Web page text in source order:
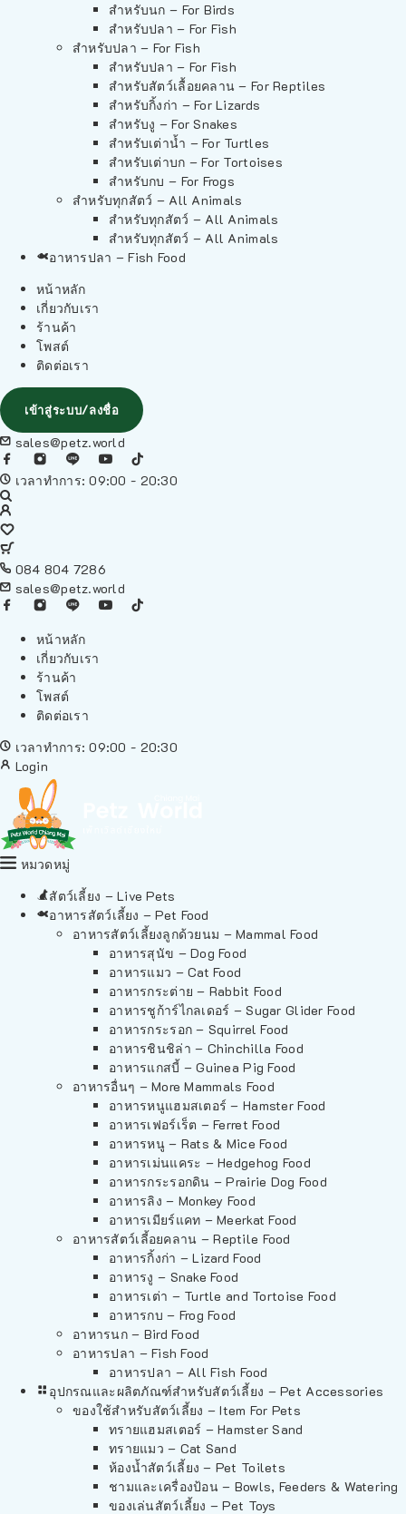
สำหรับนก – For Birds
สำหรับปลา – For Fish
สำหรับปลา – For Fish
สำหรับปลา – For Fish
สำหรับสัตว์เลื้อยคลาน – For Reptiles
สำหรับกิ้งก่า – For Lizards
สำหรับงู – For Snakes
สำหรับเต่าน้ำ – For Turtles
สำหรับเต่าบก – For Tortoises
สำหรับกบ – For Frogs
สำหรับทุกสัตว์ – All Animals
สำหรับทุกสัตว์ – All Animals
สำหรับทุกสัตว์ – All Animals
อาหารปลา – Fish Food
หน้าหลัก
เกี่ยวกับเรา
ร้านค้า
โพสต์
ติดต่อเรา
เข้าสู่ระบบ/ลงชื่อ
sales@petz.world
เวลาทำการ: 09:00 - 20:30
084 804 7286
sales@petz.world
หน้าหลัก
เกี่ยวกับเรา
ร้านค้า
โพสต์
ติดต่อเรา
เวลาทำการ: 09:00 - 20:30
Login
หมวดหมู่
สัตว์เลี้ยง – Live Pets
อาหารสัตว์เลี้ยง – Pet Food
อาหารสัตว์เลี้ยงลูกด้วยนม – Mammal Food
อาหารสุนัข – Dog Food
อาหารแมว – Cat Food
อาหารกระต่าย – Rabbit Food
อาหารชูก้าร์ไกลเดอร์ – Sugar Glider Food
อาหารกระรอก – Squirrel Food
อาหารชินชิล่า – Chinchilla Food
อาหารแกสบี้ – Guinea Pig Food
อาหารอื่นๆ – More Mammals Food
อาหารหนูแฮมสเตอร์ – Hamster Food
อาหารเฟอร์เร็ต – Ferret Food
อาหารหนู – Rats & Mice Food
อาหารเม่นแคระ – Hedgehog Food
อาหารกระรอกดิน – Prairie Dog Food
อาหารลิง – Monkey Food
อาหารเมียร์แคท – Meerkat Food
อาหารสัตว์เลี้อยคลาน – Reptile Food
อาหารกิ้งก่า – Lizard Food
อาหารงู – Snake Food
อาหารเต่า – Turtle and Tortoise Food
อาหารกบ – Frog Food
อาหารนก – Bird Food
อาหารปลา – Fish Food
อาหารปลา – All Fish Food
อุปกรณและผลิตภัณฑ์สำหรับสัตว์เลี้ยง – Pet Accessories
ของใช้สำหรับสัตว์เลี้ยง – Item For Pets
ทรายแฮมสเตอร์ – Hamster Sand
ทรายแมว – Cat Sand
ห้องน้ำสัตว์เลี้ยง – Pet Toilets
ชามและเครื่องป้อน – Bowls, Feeders & Watering
ของเล่นสัตว์เลี้ยง – Pet Toys